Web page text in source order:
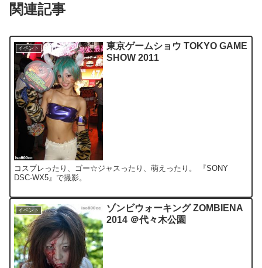
関連記事
イベント
東京ゲームショウ TOKYO GAME
SHOW 2011
コスプレったり、ゴー☆ジャスったり、萌えったり。 『SONY
DSC-WX5』で撮影。
イベント
ゾンビウォーキング ZOMBIENA
2014 ＠代々木公園